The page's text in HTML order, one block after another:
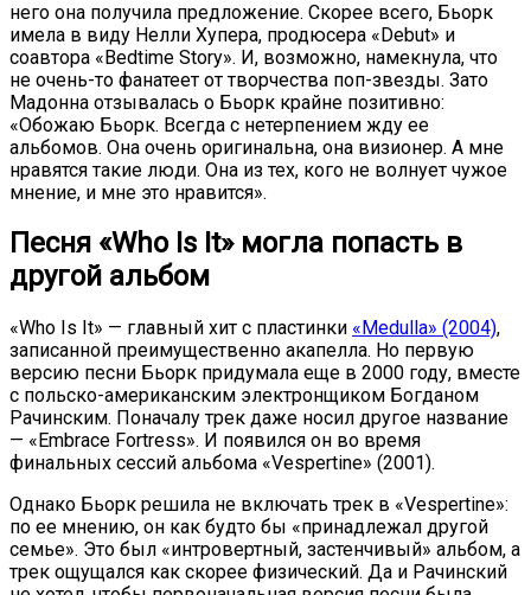
него она получила предложение. Скорее всего, Бьорк
имела в виду Нелли Хупера, продюсера «Debut» и
соавтора «Bedtime Story». И, возможно, намекнула, что
не очень-то фанатеет от творчества поп-звезды. Зато
Мадонна отзывалась о Бьорк крайне позитивно:
«Обожаю Бьорк. Всегда с нетерпением жду ее
альбомов. Она очень оригинальна, она визионер. А мне
нравятся такие люди. Она из тех, кого не волнует чужое
мнение, и мне это нравится».
Песня «Who Is It» могла попасть в
другой альбом
«Who Is It» — главный хит с пластинки «Medulla» (2004),
записанной преимущественно акапелла. Но первую
версию песни Бьорк придумала еще в 2000 году, вместе
с польско-американским электронщиком Богданом
Рачинским. Поначалу трек даже носил другое название
— «Embrace Fortress». И появился он во время
финальных сессий альбома «Vespertine» (2001).
Однако Бьорк решила не включать трек в «Vespertine»:
по ее мнению, он как будто бы «принадлежал другой
семье». Это был «интровертный, застенчивый» альбом, а
трек ощущался как скорее физический. Да и Рачинский